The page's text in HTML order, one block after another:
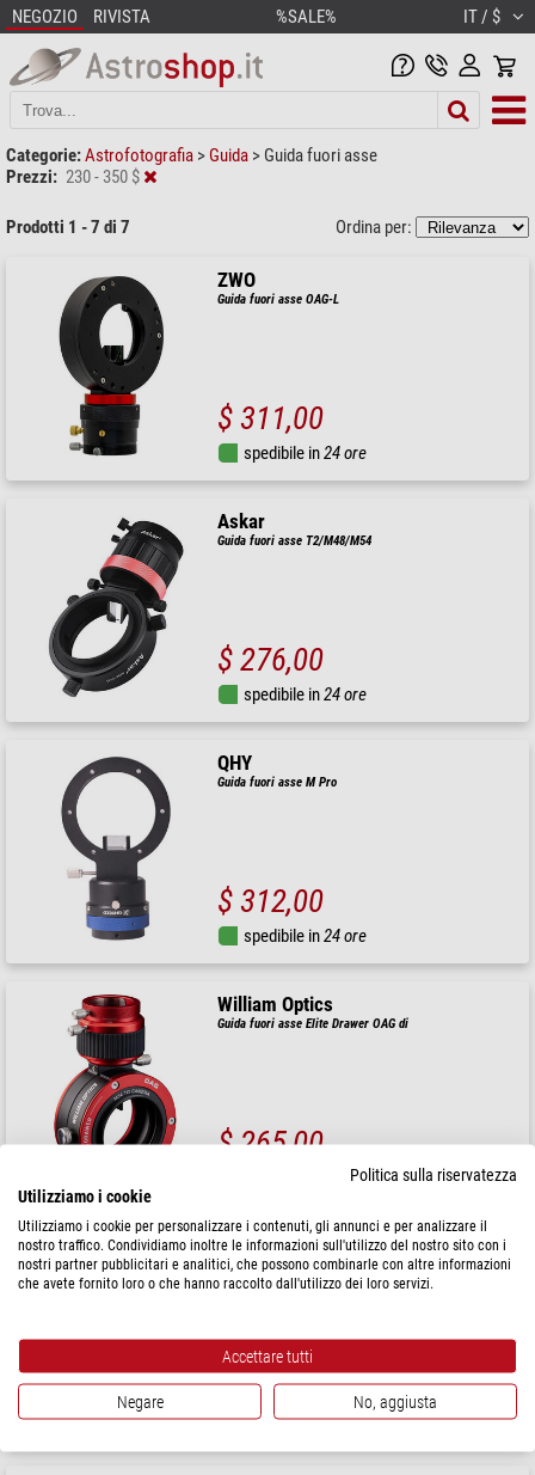
NEGOZIO RIVISTA %SALE% IT / $
Categorie:Astrofotografia > Guida > Guida fuori asse
Prezzi: 230 - 350 $
Prodotti 1 - 7 di 7 Ordina per:
ZWO
Guida fuori asse OAG-L
$ 311,00
spedibile in24 ore
Askar
Guida fuori asse T2/M48/M54
$ 276,00
spedibile in24 ore
QHY
Guida fuori asse M Pro
$ 312,00
spedibile in24 ore
William Optics
Guida fuori asse Elite Drawer OAG di
$ 265,00
3-5 settimane
PegasusAstro
Guida fuori asse Indigo OAG
$ 293,00
spedibile in24 ore
Politica sulla riservatezza
Utilizziamo i cookie
Utilizziamo i cookie per personalizzare i contenuti, gli annunci e per analizzare il
nostro traffico. Condividiamo inoltre le informazioni sull'utilizzo del nostro sito con i
nostri partner pubblicitari e analitici, che possono combinarle con altre informazioni
che avete fornito loro o che hanno raccolto dall'utilizzo dei loro servizi.
Accettare tutti
Negare No, aggiusta